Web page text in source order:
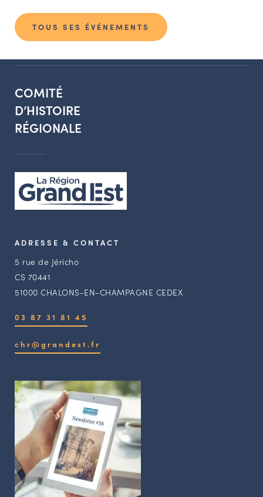
TOUS SES ÉVÉNEMENTS
COMITÉ
D’HISTOIRE
RÉGIONALE
ADRESSE & CONTACT
5 rue de Jéricho
CS 70441
51000 CHALONS-EN-CHAMPAGNE CEDEX
03 87 31 81 45
chr@grandest.fr